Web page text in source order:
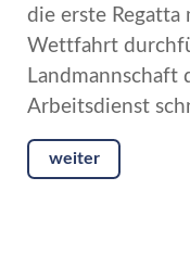
die erste
Wettfahrt
Landmannschaft
Arbeitsdienst
weiter